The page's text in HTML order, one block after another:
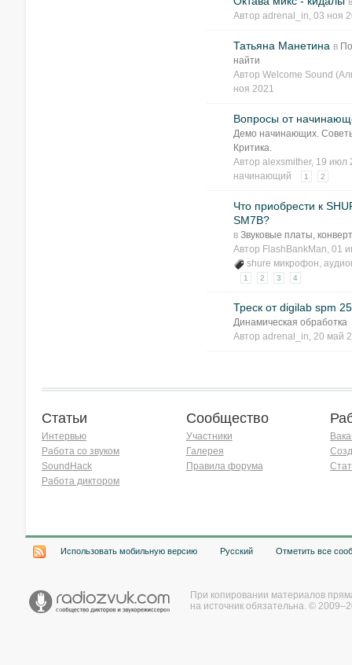
Автор adrenal_in, 03 ноя
Татьяна Манетина в
найти
Автор Welcome Sound
ноя 2021
Вопросы от
Демо начинающих.
Критика.
Автор alexsmither, 19 июл
начинающий
1 2
Что приобрести к
SM7B?
в Звуковые платы,
Автор FlashBankMan, 01
shure микрофон,
1 2 3 4
Треск от digilab spm
Динамическая обработка
Автор adrenal_in, 20 май
Статьи
Интервью
Работа со звуком
SoundHack
Работа диктором
Сообщество
Участники
Галерея
Правила форума
Использовать мобильную версию Русский Отметить все
При копировании материалов
на источник обязательна. ©